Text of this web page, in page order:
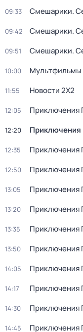
09:33 Смешарики.
09:42 Смешарики.
09:51 Смешарики.
10:00 Мультфильмы
11:55 Новости 2Х2
12:05 Приключения
12:20 Приключения
12:35 Приключения
12:50 Приключения
13:05 Приключения
13:20 Приключения
13:35 Приключения
13:50 Приключения
14:05 Приключения
14:17 Приключения
14:30 Приключения
14:45 Приключения